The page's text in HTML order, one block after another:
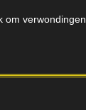
om verwondingen